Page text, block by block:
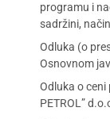
programu i
sadržini,
Odluka (o
Osnovnom
Odluka o ceni
PETROL”